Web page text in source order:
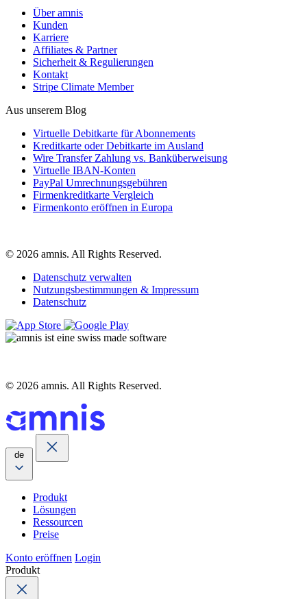
Über amnis
Kunden
Karriere
Affiliates & Partner
Sicherheit & Regulierungen
Kontakt
Stripe Climate Member
Aus unserem Blog
Virtuelle Debitkarte für Abonnements
Kreditkarte oder Debitkarte im Ausland
Wire Transfer Zahlung vs. Banküberweisung
Virtuelle IBAN-Konten
PayPal Umrechnungsgebühren
Firmenkreditkarte Vergleich
Firmenkonto eröffnen in Europa
© 2026 amnis. All Rights Reserved.
Datenschutz verwalten
Nutzungsbestimmungen & Impressum
Datenschutz
© 2026 amnis. All Rights Reserved.
de
Produkt
Lösungen
Ressourcen
Preise
Konto eröffnen Login
Produkt